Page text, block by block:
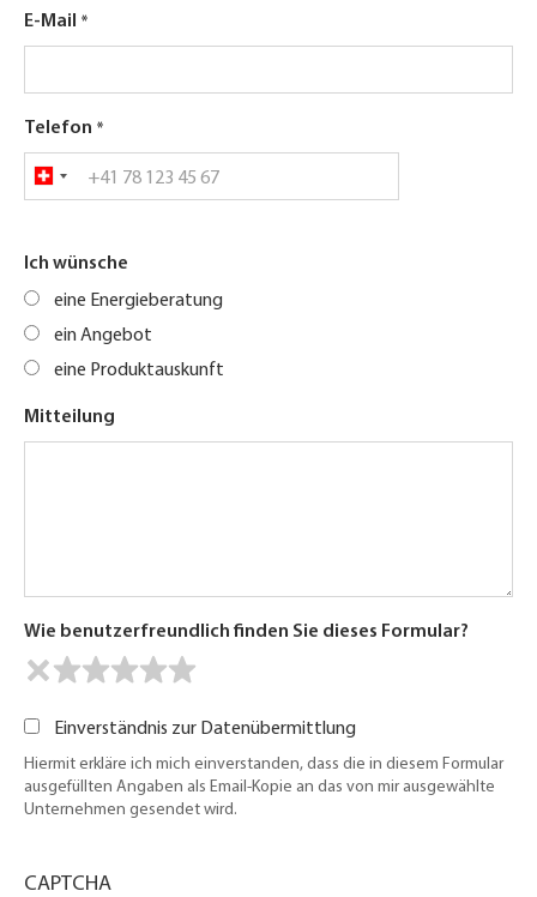
E-Mail
Telefon
Ich wünsche
eine Energieberatung
ein Angebot
eine Produktauskunft
Mitteilung
Wie benutzerfreundlich finden Sie dieses Formular?
Einverständnis zur Datenübermittlung
Hiermit erkläre ich mich einverstanden, dass die in diesem Formular
ausgefüllten Angaben als Email-Kopie an das von mir ausgewählte
Unternehmen gesendet wird.
CAPTCHA